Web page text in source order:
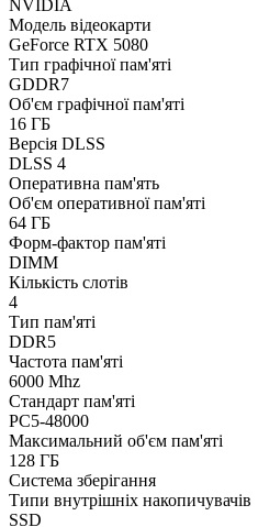
NVIDIA
Модель відеокарти
GeForce RTX 5080
Тип графічної пам'яті
GDDR7
Об'єм графічної пам'яті
16 ГБ
Версія DLSS
DLSS 4
Оперативна пам'ять
Об'єм оперативної пам'яті
64 ГБ
Форм-фактор пам'яті
DIMM
Кількість слотів
4
Тип пам'яті
DDR5
Частота пам'яті
6000 Mhz
Стандарт пам'яті
PC5-48000
Максимальний об'єм пам'яті
128 ГБ
Система зберігання
Типи внутрішніх накопичувачів
SSD